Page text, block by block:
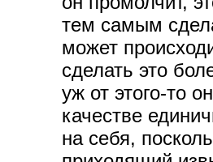
тем самым
может
сделать это
уж от этого-то
качестве
на себя,